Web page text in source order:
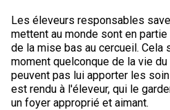
Les éleveurs responsables
mettent au monde sont en
de la mise bas au cercueil. Cela
moment quelconque de la vie
peuvent pas lui apporter les
est rendu à l'éleveur, qui le
un foyer approprié et aimant.